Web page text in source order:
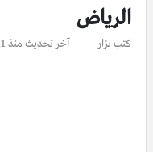
الرياض
كتب نزار آخر تحديث منذ 11 شهر